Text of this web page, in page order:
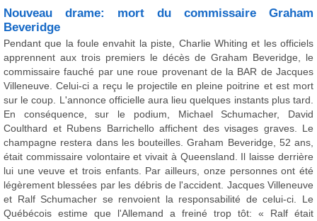
Nouveau drame: mort du commissaire Graham
Beveridge
Pendant que la foule envahit la piste, Charlie Whiting et les officiels
apprennent aux trois premiers le décès de Graham Beveridge, le
commissaire fauché par une roue provenant de la BAR de Jacques
Villeneuve. Celui-ci a reçu le projectile en pleine poitrine et est mort
sur le coup. L'annonce officielle aura lieu quelques instants plus tard.
En conséquence, sur le podium, Michael Schumacher, David
Coulthard et Rubens Barrichello affichent des visages graves. Le
champagne restera dans les bouteilles. Graham Beveridge, 52 ans,
était commissaire volontaire et vivait à Queensland. Il laisse derrière
lui une veuve et trois enfants. Par ailleurs, onze personnes ont été
légèrement blessées par les débris de l'accident. Jacques Villeneuve
et Ralf Schumacher se renvoient la responsabilité de celui-ci. Le
Québécois estime que l'Allemand a freiné trop tôt: « Ralf était